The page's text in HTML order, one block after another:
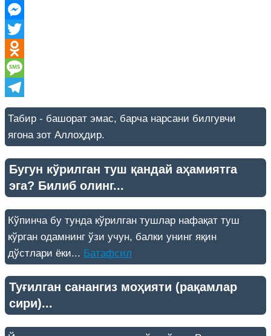
VK
Messenger
Twitter
Odnoklassniki
Message
Telegram
Табир - башорат эмас, барча нарсани билгувчи
ягона зот Аллоҳдир.
Бугун кўрилган туш қандай аҳамиятга
эга? Билиб олинг...
Кўпинча бу тунда кўрилган тушлар нафақат туш
кўрган одамнинг ўзи учун, балки унинг яқин
дўстлари ёки... Батафсил
Туғилган санангиз моҳияти (рақамлар
сири)...